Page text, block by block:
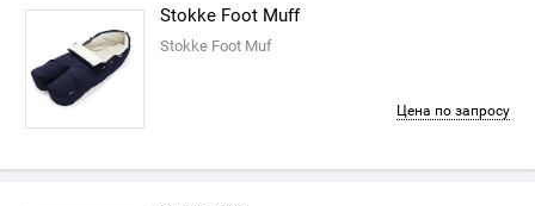
Stokke Foot Muff
Stokke Foot Muf
Цена по запросу